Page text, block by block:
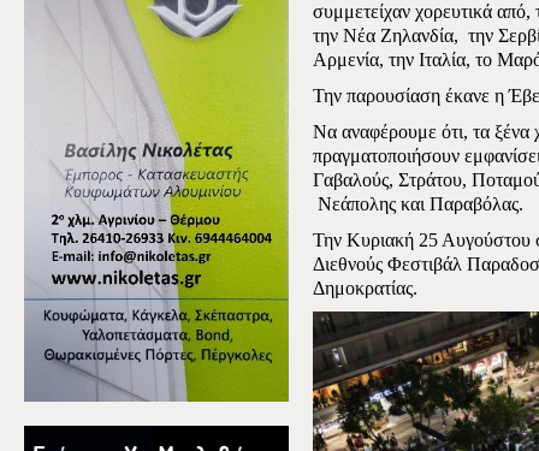
συμμετείχαν χορευτικά
την Νέα Ζηλανδία, την
Αρμενία, την Ιταλία, το
Την παρουσίαση έκανε η
Να αναφέρουμε ότι, τα ξένα
πραγματοποιήσουν
Γαβαλούς, Στράτου,
Νεάπολης και Παραβόλας.
Την Κυριακή 25 Αυγούστου
Διεθνούς Φεστιβάλ
Δημοκρατίας.